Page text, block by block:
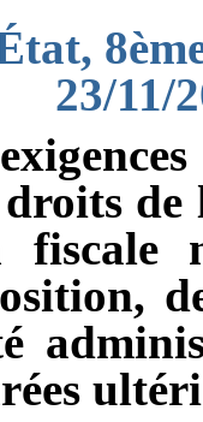
23/11/
fiscale